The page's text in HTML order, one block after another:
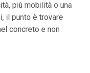
più mobilità o una
il punto è trovare
concreto e non